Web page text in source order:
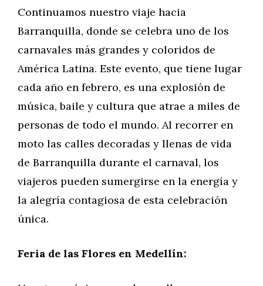
Continuamos nuestro viaje hacia
Barranquilla, donde se celebra uno de los
carnavales más grandes y coloridos de
América Latina. Este evento, que tiene lugar
cada año en febrero, es una explosión de
música, baile y cultura que atrae a miles de
personas de todo el mundo. Al recorrer en
moto las calles decoradas y llenas de vida
de Barranquilla durante el carnaval, los
viajeros pueden sumergirse en la energía y
la alegría contagiosa de esta celebración
única.
Feria de las Flores en Medellín: